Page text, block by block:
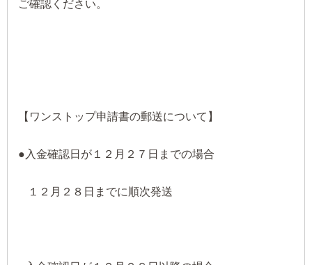
ご確認ください。
【ワンストップ申請書の郵送について】
●入金確認日が１２月２７日までの場合
１２月２８日までに順次発送